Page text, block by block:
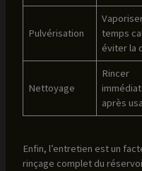
Pulvérisation
temps
éviter la
Nettoyage
Rincer
après
Enfin, l’entretien est un
rinçage complet du